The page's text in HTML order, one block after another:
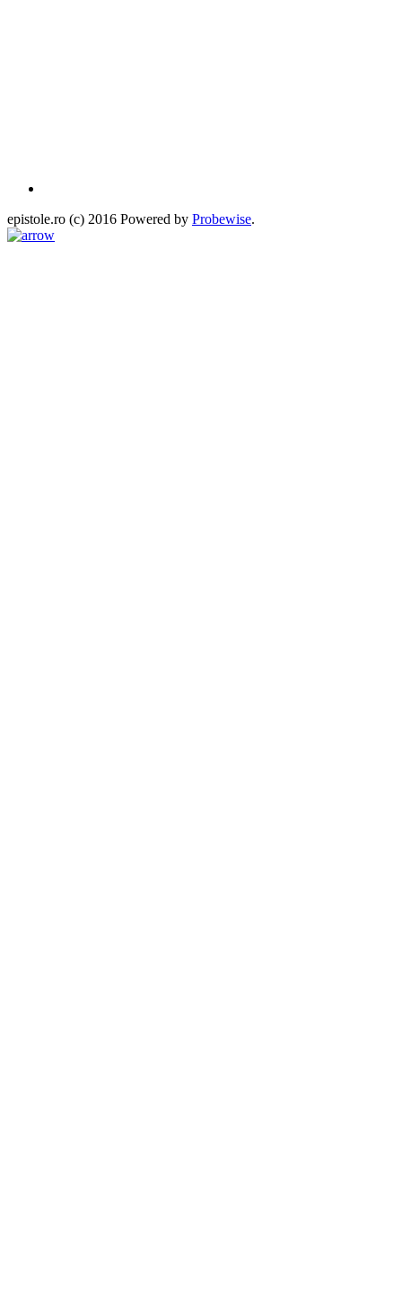
epistole.ro (c) 2016 Powered by Probewise.